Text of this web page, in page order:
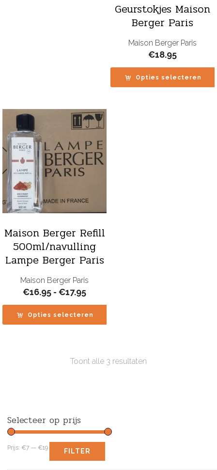
Geurstokjes Maison
Berger Paris
Maison Berger Paris
€18.95
Opties selecteren
Maison Berger Refill
500ml/navulling
Lampe Berger Paris
Maison Berger Paris
€16.95 - €17.95Prijsklasse:
tot
Opties selecteren
Toont alle 3 resultaten
Selecteer op prijs
FILTER
Prijs: €7 — €19